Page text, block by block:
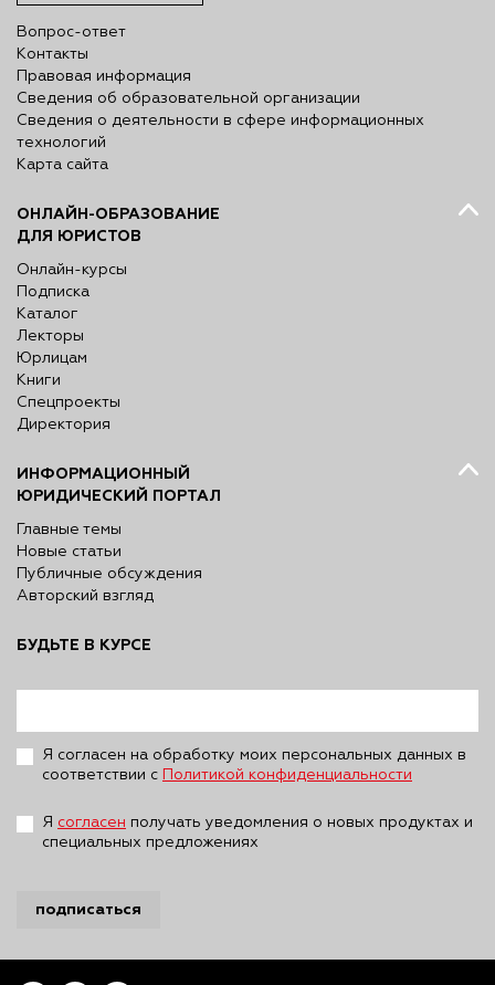
Вопрос-ответ
Контакты
Правовая информация
Сведения об образовательной организации
Сведения о деятельности в сфере информационных
технологий
Карта сайта
ОНЛАЙН-ОБРАЗОВАНИЕ
ДЛЯ ЮРИСТОВ
Онлайн-курсы
Подписка
Каталог
Лекторы
Юрлицам
Книги
Спецпроекты
Директория
ИНФОРМАЦИОННЫЙ
ЮРИДИЧЕСКИЙ ПОРТАЛ
Главные темы
Новые статьи
Публичные обсуждения
Авторский взгляд
БУДЬТЕ В КУРСЕ
Я согласен на обработку моих персональных данных в
соответствии с
Политикой конфиденциальности
Я согласен получать уведомления о новых продуктах и
специальных предложениях
подписаться